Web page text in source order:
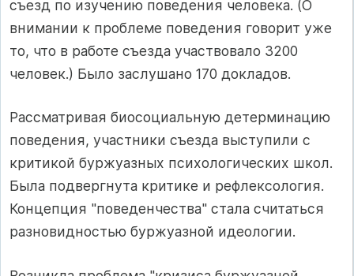
съезд по изучению поведения человека. (О
внимании к проблеме поведения говорит уже
то, что в работе съезда участвовало 3200
человек.) Было заслушано 170 докладов.
Рассматривая биосоциальную детерминацию
поведения, участники съезда выступили с
критикой буржуазных психологических школ.
Была подвергнута критике и рефлексология.
Концепция "поведенчества" стала считаться
разновидностью буржуазной идеологии.